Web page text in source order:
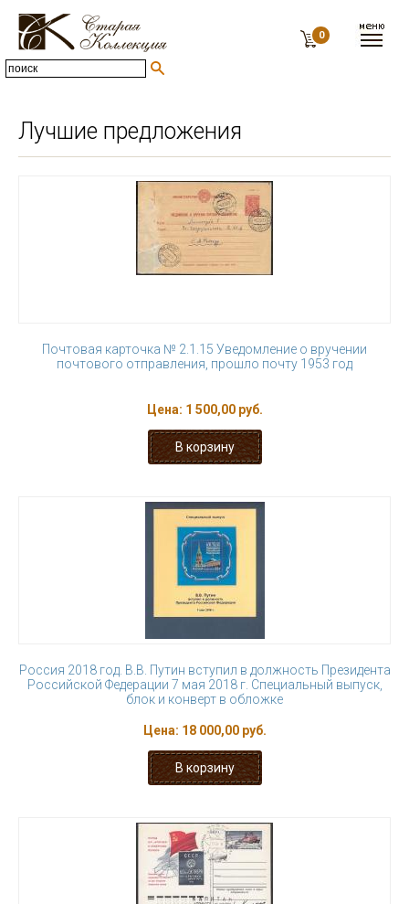
0
Лучшие предложения
Почтовая карточка № 2.1.15 Уведомление о вручении
почтового отправления, прошло почту 1953 год
Цена: 1 500,00 руб.
Россия 2018 год. В.В. Путин вступил в должность Президента
Российской Федерации 7 мая 2018 г. Специальный выпуск,
блок и конверт в обложке
Цена: 18 000,00 руб.